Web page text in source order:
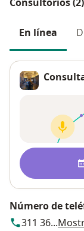
En línea
Número de
311 36...